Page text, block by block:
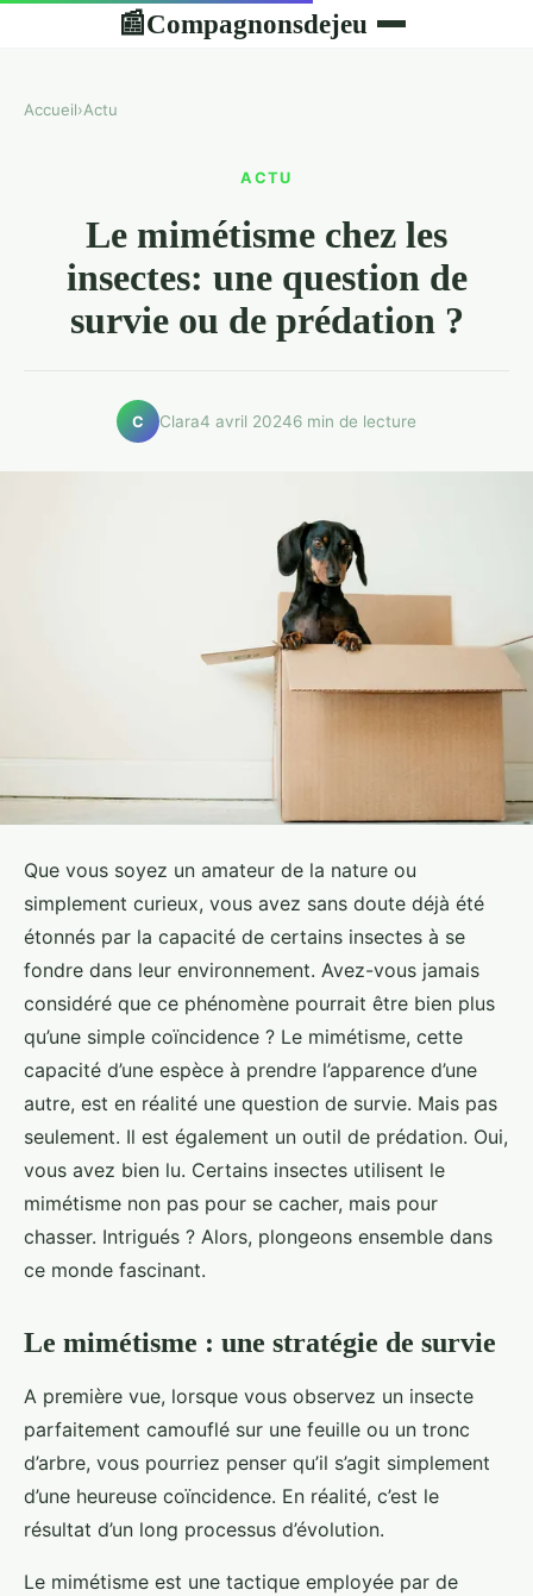
📰Compagnonsdejeu
Accueil›Actu
ACTU
Le mimétisme chez les
insectes: une question de
survie ou de prédation ?
C Clara4 avril 20246 min de lecture
Que vous soyez un amateur de la nature ou
simplement curieux, vous avez sans doute déjà été
étonnés par la capacité de certains insectes à se
fondre dans leur environnement. Avez-vous jamais
considéré que ce phénomène pourrait être bien plus
qu’une simple coïncidence ? Le mimétisme, cette
capacité d’une espèce à prendre l’apparence d’une
autre, est en réalité une question de survie. Mais pas
seulement. Il est également un outil de prédation. Oui,
vous avez bien lu. Certains insectes utilisent le
mimétisme non pas pour se cacher, mais pour
chasser. Intrigués ? Alors, plongeons ensemble dans
ce monde fascinant.
Le mimétisme : une stratégie de survie
A première vue, lorsque vous observez un insecte
parfaitement camouflé sur une feuille ou un tronc
d’arbre, vous pourriez penser qu’il s’agit simplement
d’une heureuse coïncidence. En réalité, c’est le
résultat d’un long processus d’évolution.
Le mimétisme est une tactique employée par de